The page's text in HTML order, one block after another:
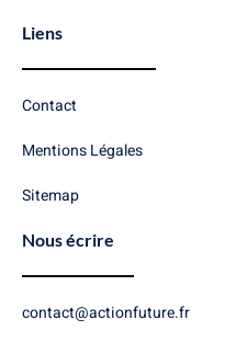
Liens
Contact
Mentions Légales
Sitemap
Nous écrire
contact@actionfuture.fr